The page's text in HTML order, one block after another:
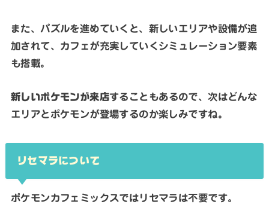
また、パズルを進めていくと、新しいエリアや設備が追
加されて、カフェが充実していくシミュレーション要素
も搭載。
新しいポケモンが来店することもあるので、次はどんな
エリアとポケモンが登場するのか楽しみですね。
リセマラについて
ポケモンカフェミックスではリセマラは不要です。